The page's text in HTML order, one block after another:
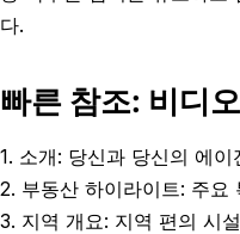
다.
빠른 참조: 비디
1. 소개: 당신과 당신의 에이
2. 부동산 하이라이트: 주요
3. 지역 개요: 지역 편의 시